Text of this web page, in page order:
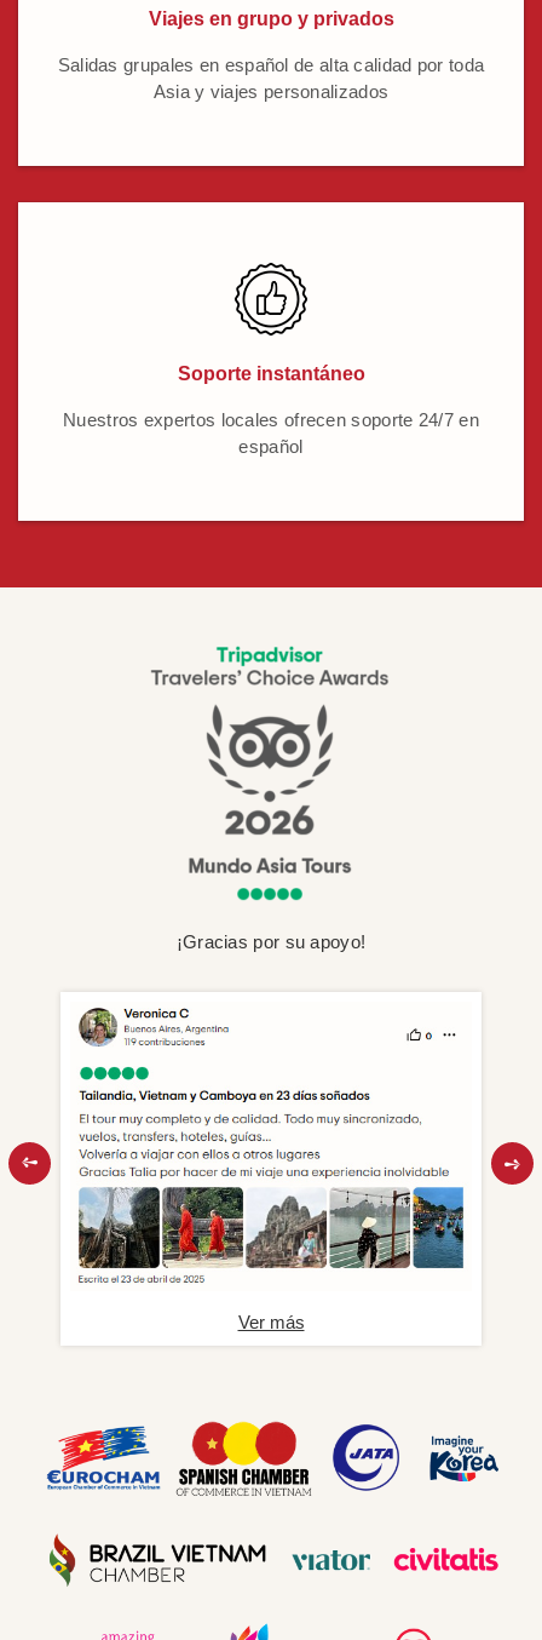
Viajes en grupo y privados
Salidas grupales en español de alta calidad por toda
Asia y viajes personalizados
Soporte instantáneo
Nuestros expertos locales ofrecen soporte 24/7 en
español
¡Gracias por su apoyo!
Ver más